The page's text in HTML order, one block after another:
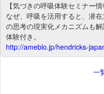
【気づきの呼吸体験セミナー情
なぜ、呼吸を活用すると、潜
の思考の現実化メカニズムも
体験付き。
http://ameblo.jp/hendricks-
一